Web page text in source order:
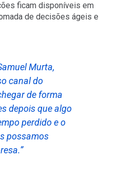
ficam disponíveis em
de decisões ágeis e
Murta,
canal do
de forma
depois que algo
perdido e o
possamos